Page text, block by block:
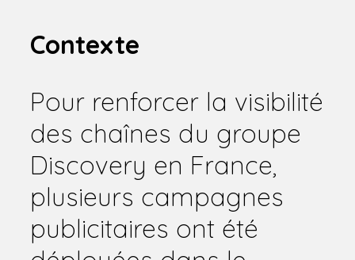
Contexte
Pour renforcer la visibilité
des chaînes du groupe
Discovery en France,
plusieurs campagnes
publicitaires ont été